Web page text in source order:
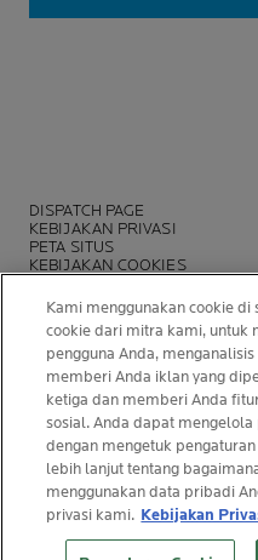
DISPATCH PAGE
KEBIJAKAN PRIVASI
PETA SITUS
KEBIJAKAN COOKIES
COBA ANALISA KULIT
© La Roche-Posay
Kami menggunakan cookie
cookie dari mitra kami, untuk
pengguna Anda,
memberi Anda iklan yang
ketiga dan memberi Anda
sosial. Anda dapat
dengan mengetuk
lebih lanjut tentang
menggunakan data pribadi
privasi kami. Kebijakan